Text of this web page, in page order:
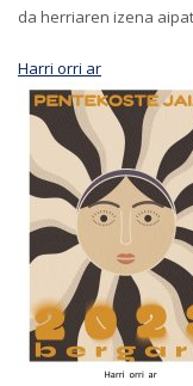
da herriaren izena
Harri orri ar